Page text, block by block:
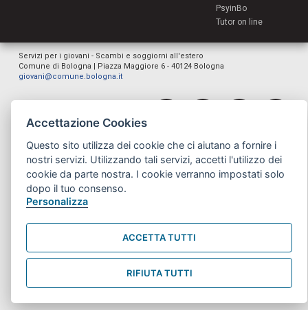
PsyinBo
Tutor on line
Servizi per i giovani - Scambi e soggiorni all'estero
Comune di Bologna | Piazza Maggiore 6 - 40124 Bologna
giovani@comune.bologna.it
Accettazione Cookies
Questo sito utilizza dei cookie che ci aiutano a fornire i
nostri servizi. Utilizzando tali servizi, accetti l'utilizzo dei
cookie da parte nostra. I cookie verranno impostati solo
dopo il tuo consenso.
Personalizza
ACCETTA TUTTI
RIFIUTA TUTTI